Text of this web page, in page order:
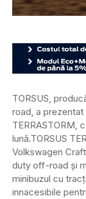
TORSUS,
road, a prezentat
TERRASTORM,
lună.TORSUS
Volkswagen
duty off-road și
minibuzul cu
innacesibile